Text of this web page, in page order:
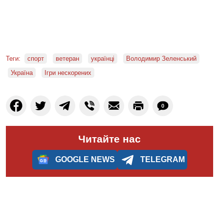
Теги: спорт ветеран українці
Володимир Зеленський
Україна
Ігри нескорених
0
Читайте нас
GOOGLE NEWS TELEGRAM